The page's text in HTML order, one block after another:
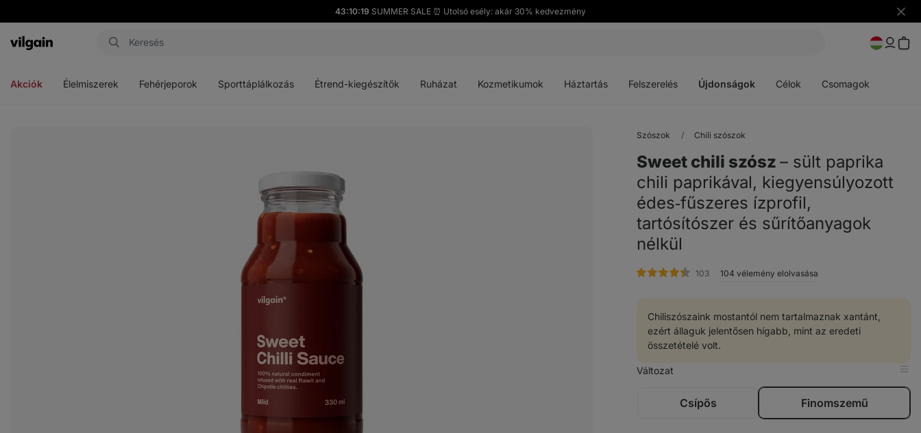
43:10:18 SUMMER SALE ⏰ Utolsó esély: akár 30% kedvezmény
Vilgain
Akciók Élelmiszerek Fehérjeporok Sporttáplálkozás Étrend-kiegészítők Ruházat Kozmetikumok Háztartás Felszerelés Újdonságok Célok Csomagok
Szószok Chili szószok
Sweet chili szósz ⁠–⁠ sült paprika
chili paprikával, kiegyensúlyozott
édes‑fűszeres ízprofil,
tartósítószer és sűrítőanyagok
nélkül
103értékelés
104 vélemény elolvasása
Chiliszószaink mostantól nem tartalmaznak xantánt,
ezért állaguk jelentősen hígabb, mint az eredeti
összetételé volt.
Változat
a
Csípős Finomszemű